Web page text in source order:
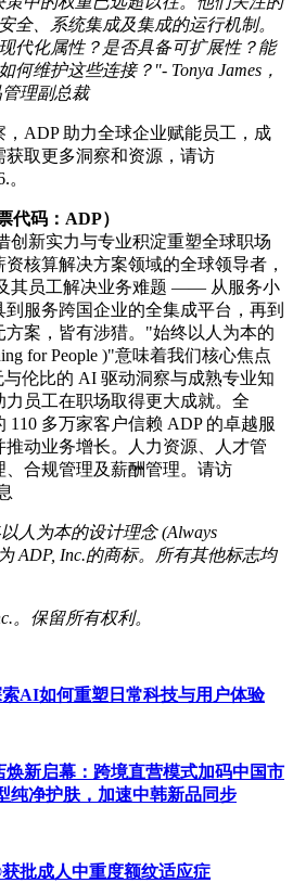
全、系统集成及集成的运行机制。
代化属性？是否具备可扩展性？能
何维护这些连接？"- Tonya James ，
理副总裁
ADP 助力全球企业赋能员工，成
取更多洞察和资源，请访
代码：ADP）
创新实力与专业积淀重塑全球职场
核算解决方案领域的全球领导者，
其员工解决业务难题 —— 从服务小
服务跨国企业的全集成平台，再到
案，皆有涉猎。"始终以人为本的
for People )"意味着我们核心焦点
伦比的 AI 驱动洞察与成熟专业知
员工在职场取得更大成就。全
110 多万家客户信赖 ADP 的卓越服
动业务增长。人力资源、人才管
合规管理及薪酬管理。请访
人为本的设计理念 (Always
ADP, Inc.的商标。所有其他标志均
。保留所有权利。
AI如何重塑日常科技与用户体验
新启幕：跨境直营模式加码中国市
纯净护肤，加速中韩新品同步
批成人中重度额纹适应症